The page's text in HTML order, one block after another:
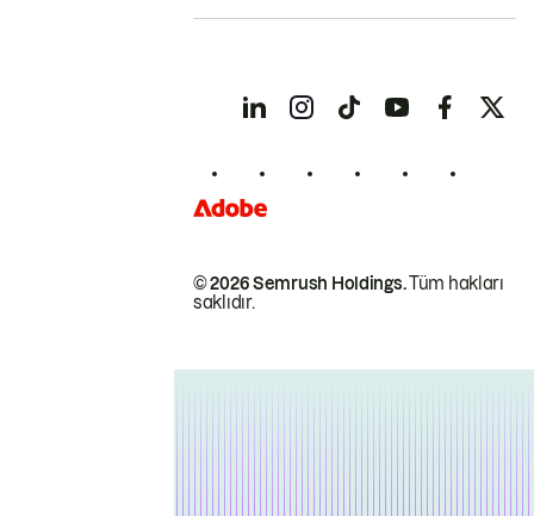
© 2026 Semrush Holdings.Tüm hakları
saklıdır.